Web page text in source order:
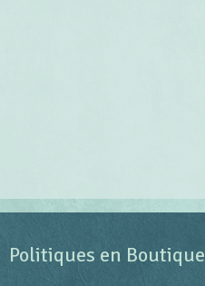
Politiques en Boutique